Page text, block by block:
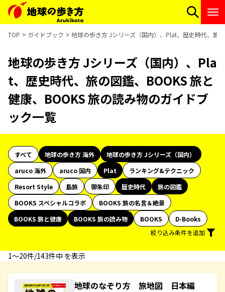
TOP ガイドブック 地球の歩き方 Jシリーズ（国内）、Plat、歴史時代、旅
地球の歩き方 Jシリーズ（国内）、Pla
t、歴史時代、旅の図鑑、BOOKS 旅と
健康、BOOKS 旅の読み物のガイドブ
ック一覧
すべて 地球の歩き方 海外
地球の歩き方 Jシリーズ（国内）
aruco 海外
aruco 国内 Plat
ランキング&テクニック
Resort Style
島旅 御朱印 歴史時代
旅の図鑑
BOOKS スペシャルコラボ
BOOKS 旅の名言＆絶景
BOOKS 旅と健康
BOOKS 旅の読み物 BOOKS
D-Books
絞り込み条件を追加
1〜20件/143件中 を表示
地球のなぞり方 旅地図 日本編